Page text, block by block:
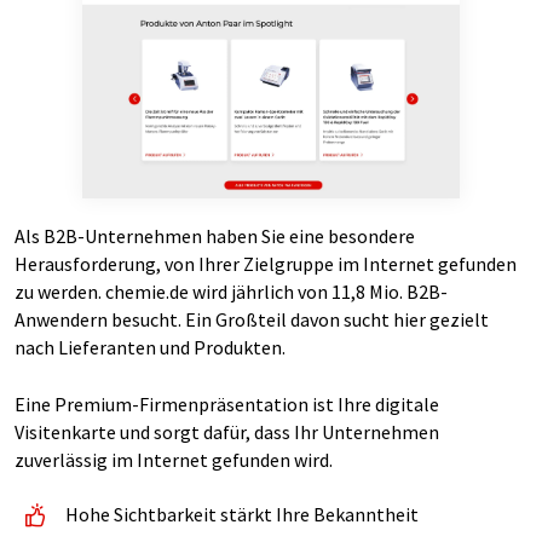
Als B2B-Unternehmen haben Sie eine besondere
Herausforderung, von Ihrer Zielgruppe im Internet gefunden
zu werden. chemie.de wird jährlich von 11,8 Mio. B2B-
Anwendern besucht. Ein Großteil davon sucht hier gezielt
nach Lieferanten und Produkten.
Eine Premium-Firmenpräsentation ist Ihre digitale
Visitenkarte und sorgt dafür, dass Ihr Unternehmen
zuverlässig im Internet gefunden wird.
Hohe Sichtbarkeit stärkt Ihre Bekanntheit